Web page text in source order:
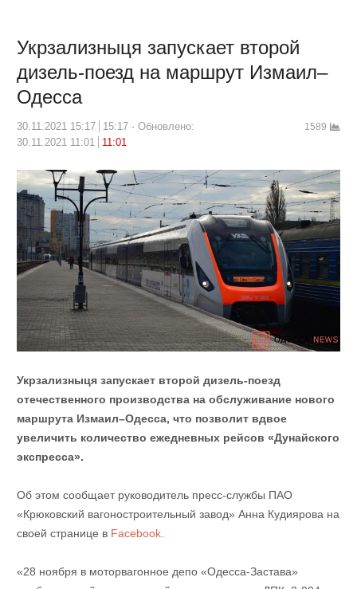
Укрзализныця запускает второй
дизель-поезд на маршрут Измаил–
Одесса
30.11.2021 15:17 15:17
Обновлено:
30.11.2021 11:01
11:01
1589
Укрзализныця запускает второй дизель-поезд
отечественного производства на обслуживание нового
маршрута Измаил–Одесса, что позволит вдвое
увеличить количество ежедневных рейсов «Дунайского
экспресса».
Об этом сообщает руководитель пресс-службы ПАО
«Крюковский вагоностроительный завод» Анна Кудиярова на
своей странице вFacebook.
«28 ноября в моторвагонное депо «Одесса-Застава»